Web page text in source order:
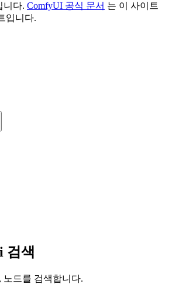
니다. ComfyUI 공식 문서 는 이 사이트
입니다.
검색
노드를 검색합니다.